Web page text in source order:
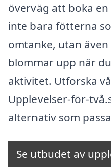
överväg att boka
inte bara fötterna
omtanke, utan
blommar upp när
aktivitet. Utforska
Upplevelser-för-
alternativ som
Se utbudet av